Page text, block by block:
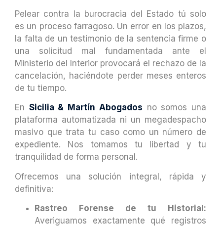
Pelear contra la burocracia del Estado tú solo
es un proceso farragoso. Un error en los plazos,
la falta de un testimonio de la sentencia firme o
una solicitud mal fundamentada ante el
Ministerio del Interior provocará el rechazo de la
cancelación, haciéndote perder meses enteros
de tu tiempo.
En Sicilia & Martín Abogados no somos una
plataforma automatizada ni un megadespacho
masivo que trata tu caso como un número de
expediente. Nos tomamos tu libertad y tu
tranquilidad de forma personal.
Ofrecemos una solución integral, rápida y
definitiva:
Rastreo Forense de tu Historial:
Averiguamos exactamente qué registros